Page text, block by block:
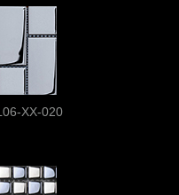
XX-020